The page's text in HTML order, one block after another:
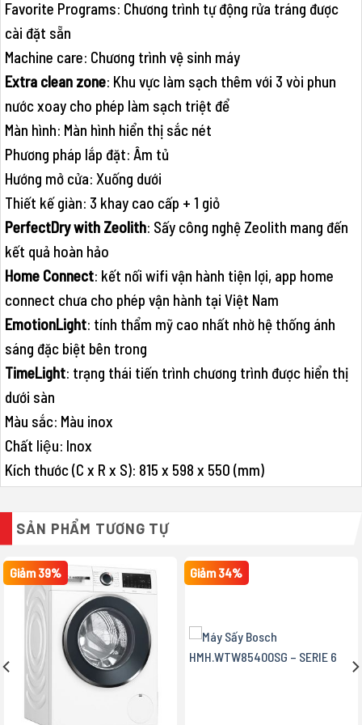
Favorite Programs: Chương trình tự động rửa tráng được
cài đặt sẵn
Machine care: Chương trình vệ sinh máy
Extra clean zone: Khu vực làm sạch thêm với 3 vòi phun
nước xoay cho phép làm sạch triệt để
Màn hình: Màn hình hiển thị sắc nét
Phương pháp lắp đặt: Âm tủ
Hướng mở cửa: Xuống dưới
Thiết kế giàn: 3 khay cao cấp + 1 giỏ
PerfectDry with Zeolith: Sấy công nghệ Zeolith mang đến
kết quả hoàn hảo
Home Connect: kết nối wifi vận hành tiện lợi, app home
connect chưa cho phép vận hành tại Việt Nam
EmotionLight: tính thẩm mỹ cao nhất nhờ hệ thống ánh
sáng đặc biệt bên trong
TimeLight: trạng thái tiến trình chương trình được hiển thị
dưới sàn
Màu sắc: Màu inox
Chất liệu: Inox
Kích thước (C x R x S): 815 x 598 x 550 (mm)
SẢN PHẨM TƯƠNG TỰ
Giảm 39% Giảm 34%